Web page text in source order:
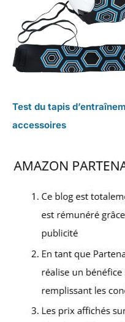
Test du tapis
accessoires